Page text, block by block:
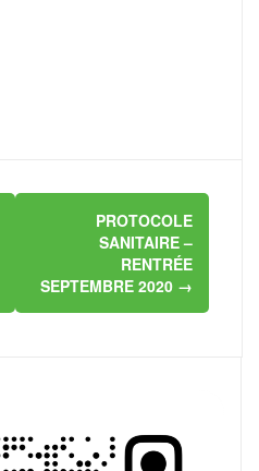
PROTOCOLE
SANITAIRE –
RENTRÉE
SEPTEMBRE 2020 →